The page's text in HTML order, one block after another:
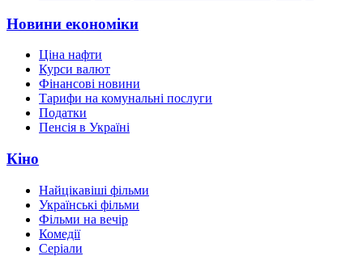
Новини економіки
Ціна нафти
Курси валют
Фінансові новини
Тарифи на комунальні послуги
Податки
Пенсія в Україні
Кіно
Найцікавіші фільми
Українські фільми
Фільми на вечір
Комедії
Серіали